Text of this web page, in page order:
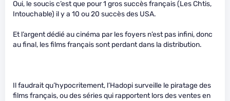
Oui, le soucis c’est que pour 1 gros succès français (Les Chtis,
Intouchable) il y a 10 ou 20 succès des USA.
Et l’argent dédié au cinéma par les foyers n’est pas infini, donc
au final, les films français sont perdant dans la distribution.
Il faudrait qu’hypocritement, l’Hadopi surveille le piratage des
films français, ou des séries qui rapportent lors des ventes en